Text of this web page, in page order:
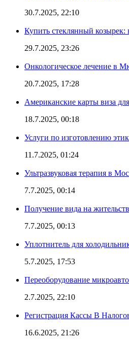
30.7.2025, 22:10
Купить стеклянный
29.7.2025, 23:26
Онкологическое лечение в
20.7.2025, 17:28
Американские карты виза
18.7.2025, 00:18
Услуги по изготовлению
11.7.2025, 01:24
Ультразвуковая терапия в
7.7.2025, 00:14
Получение вида на
7.7.2025, 00:13
Уплотнитель для
5.7.2025, 17:53
Переоборудование
2.7.2025, 22:10
Регистрация Кассы В
16.6.2025, 21:26